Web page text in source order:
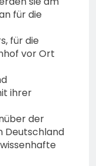
für die
für die
vor Ort
ihrer
der
Deutschland